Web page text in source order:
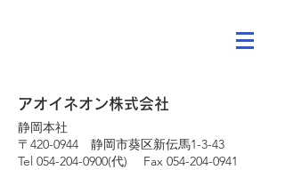
静岡本社
〒420-0944 静岡市葵区新伝馬1-3-43
Tel 054-204-0900(代) Fax 054-204-0941
アオイネオン株式会社